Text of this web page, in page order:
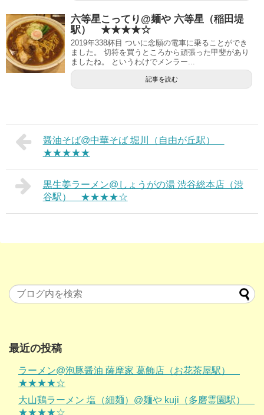
六等星こってり@麺や 六等星（稲田堤
駅） ★★★★☆
2019年338杯目 ついに念願の電車に乗ることができ
ました。 切符を買うところから頑張った甲斐があり
ましたね。 というわけでメンラー...
記事を読む
醤油そば@中華そば 堀川（自由が丘駅）
★★★★★
黒生姜ラーメン@しょうがの湯 渋谷総本店（渋
谷駅） ★★★★☆
最近の投稿
ラーメン@泡豚醤油 薩摩家 葛飾店（お花茶屋駅）
★★★★☆
大山鶏ラーメン 塩（細麺）@麺や kuji（多磨霊園駅）
★★★★☆